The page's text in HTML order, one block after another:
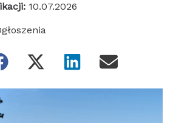
10.07.2026